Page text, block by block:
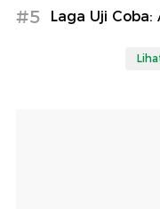
#5 Laga Uji